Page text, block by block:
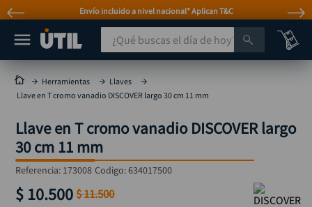
Envío incluido a nivel nacional* Aplican T&C
¿Qué buscas el día de hoy?
Herramientas
Llaves
Llave en T cromo vanadio DISCOVER largo 30 cm 11 mm
Llave en T cromo vanadio DISCOVER largo
30 cm 11 mm
Referencia: 173008 Codigo:634017500
$ 10.500 $11.500
MÁS BUSCADOS
taladro
taladros pulidoras
compresor
sierra circular
mototool